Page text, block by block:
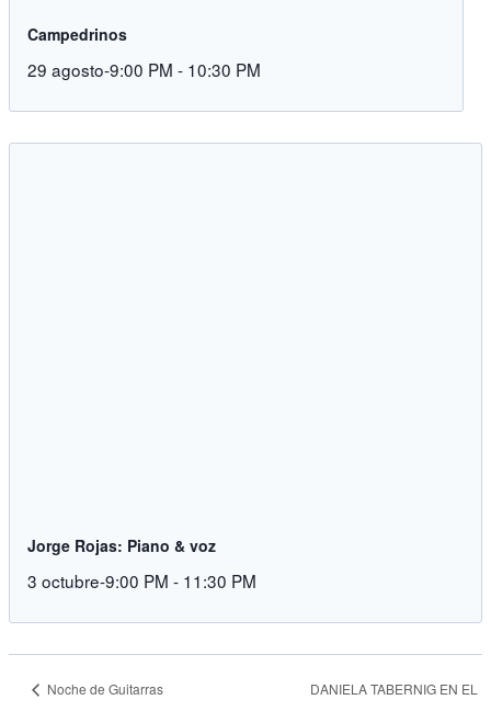
Campedrinos
29 agosto-9:00 PM - 10:30 PM
Jorge Rojas: Piano & voz
3 octubre-9:00 PM - 11:30 PM
Noche de Guitarras
DANIELA TABERNIG EN EL